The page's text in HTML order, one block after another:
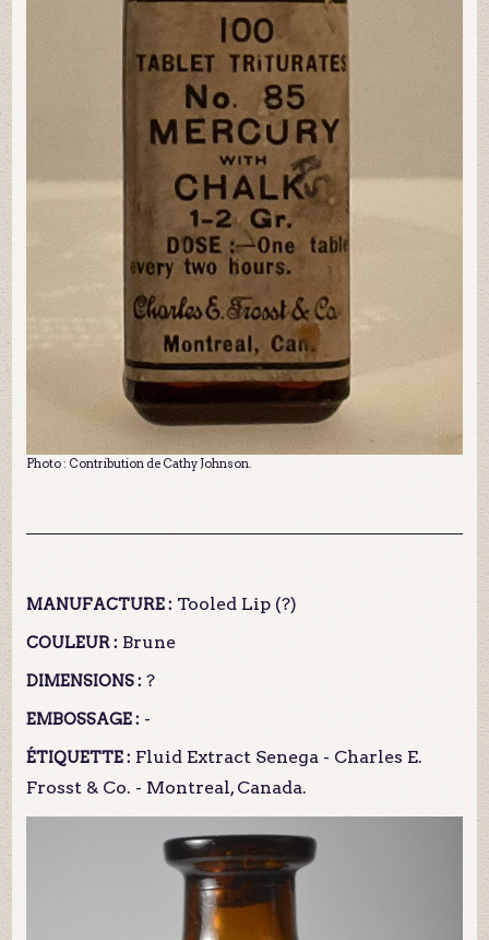
Photo : Contribution de Cathy Johnson.
MANUFACTURE : Tooled Lip (?)
COULEUR : Brune
DIMENSIONS : ?
EMBOSSAGE : -
ÉTIQUETTE : Fluid Extract Senega - Charles E.
Frosst & Co. - Montreal, Canada.